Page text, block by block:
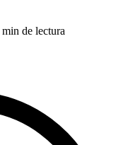
min de lectura